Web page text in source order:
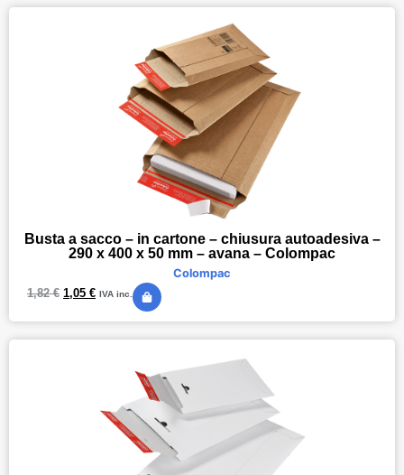
Busta a sacco – in cartone – chiusura autoadesiva –
290 x 400 x 50 mm – avana – Colompac
Colompac
1,82€ 1,05 € IVA inc.